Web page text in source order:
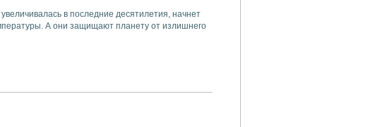
в последние десятилетия, начнет
А они защищают планету от излишнего